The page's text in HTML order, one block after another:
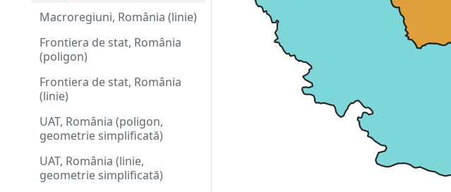
Macroregiuni, România (linie)
Frontiera de stat, România
(poligon)
Frontiera de stat, România
(linie)
UAT, România (poligon,
geometrie simplificată)
UAT, România (linie,
geometrie simplificată)